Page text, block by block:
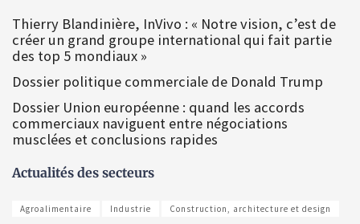
Thierry Blandinière, InVivo : « Notre vision, c’est de
créer un grand groupe international qui fait partie
des top 5 mondiaux »
Dossier politique commerciale de Donald Trump
Dossier Union européenne : quand les accords
commerciaux naviguent entre négociations
musclées et conclusions rapides
Actualités des secteurs
Agroalimentaire Industrie Construction, architecture et design